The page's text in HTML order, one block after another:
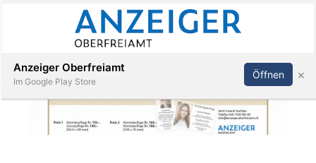
Abonnieren Anmelden
Anzeiger Oberfreiamt
Im Google Play Store
Öffnen ×